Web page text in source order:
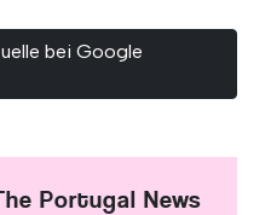
bei Google
Portugal News